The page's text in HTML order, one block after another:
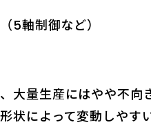
5軸制御など）
大量生産にはやや不向
状によって変動しやす